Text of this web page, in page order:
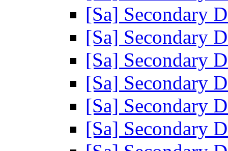
[Sa] Secondary
[Sa] Secondary
[Sa] Secondary
[Sa] Secondary
[Sa] Secondary
[Sa] Secondary